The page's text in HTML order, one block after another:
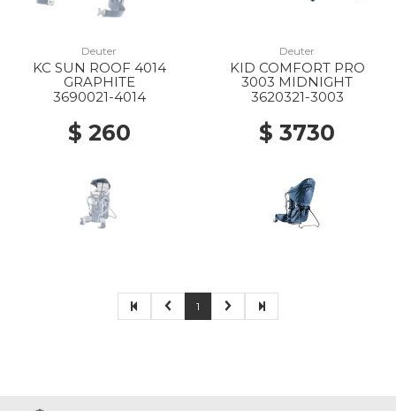
Deuter
KC SUN ROOF 4014
GRAPHITE
3690021-4014
$ 260
Deuter
KID COMFORT PRO
3003 MIDNIGHT
3620321-3003
$ 3730
1